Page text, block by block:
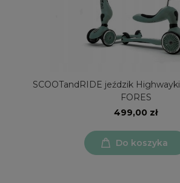
SCOOTandRIDE jeździk
FORES
499,00 zł
Do koszyka